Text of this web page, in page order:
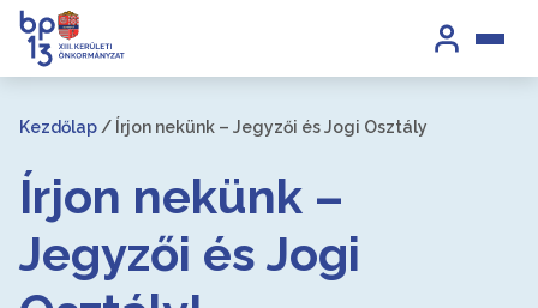
Kezdőlap / Írjon nekünk – Jegyzői és Jogi Osztály
Írjon nekünk –
Jegyzői és Jogi